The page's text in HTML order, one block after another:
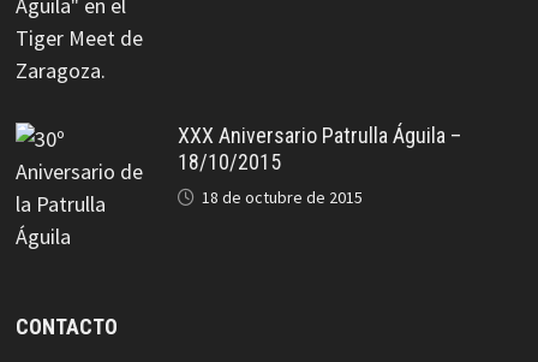
XXX Aniversario Patrulla Águila –
18/10/2015
18 de octubre de 2015
CONTACTO